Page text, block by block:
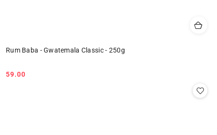
Rum Baba - Gwatemala Classic - 250g
Cena:
59.00